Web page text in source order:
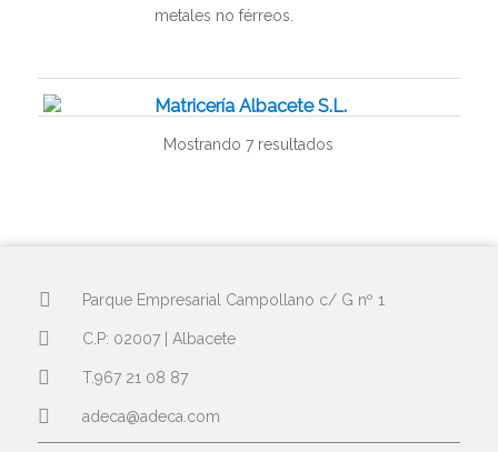
metales no férreos.
Matricería Albacete S.L.
Matriceria
Matriceria Invir S.L.
Matriceria
Mostrando 7 resultados
Parque Empresarial Campollano c/ G nº 1
C.P: 02007 | Albacete
T.967 21 08 87
adeca@adeca.com